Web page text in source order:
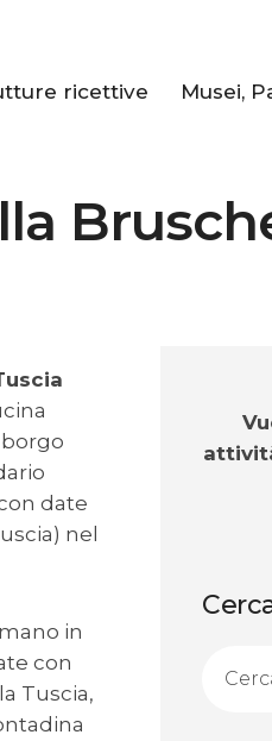
ricettive Musei,
date
nel
in
con
Tuscia,